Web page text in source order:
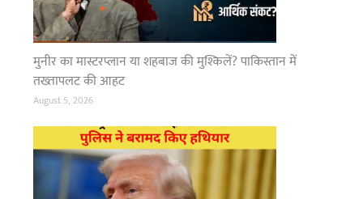
मुनीर का मास्टरप्लान या शहबाज की मुश्किलें? पाकिस्तान में
तख्तापलट की आहट
August 5, 2026